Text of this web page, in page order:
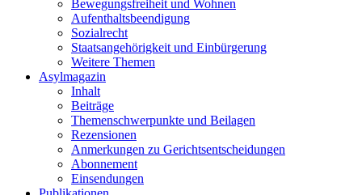
Bewegungsfreiheit und Wohnen
Aufenthaltsbeendigung
Sozialrecht
Staatsangehörigkeit und Einbürgerung
Weitere Themen
Asylmagazin
Inhalt
Beiträge
Themenschwerpunkte und Beilagen
Rezensionen
Anmerkungen zu Gerichtsentscheidungen
Abonnement
Einsendungen